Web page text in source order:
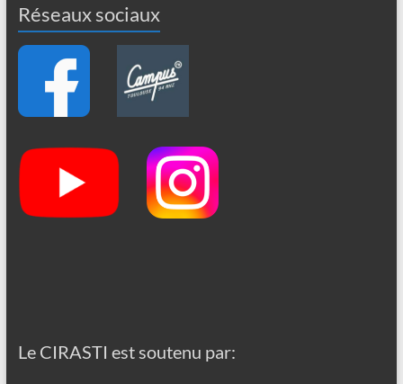
Réseaux sociaux
Le CIRASTI est soutenu par: